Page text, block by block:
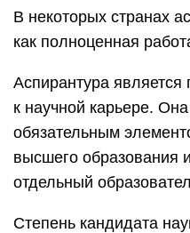
В некоторых странах
как полноценная
Аспирантура является
к научной карьере.
обязательным
высшего образования
отдельный
Степень кандидата